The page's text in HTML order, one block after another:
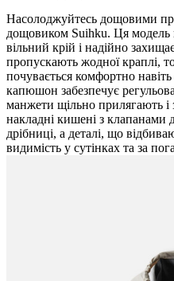
Насолоджуйтесь дощовими
дощовиком Suihku. Ця модель
вільний крій і надійно
пропускають жодної краплі,
почувається комфортно
капюшон забезпечує
манжети щільно прилягають і
накладні кишені з клапанами
дрібниці, а деталі, що
видимість у сутінках та за